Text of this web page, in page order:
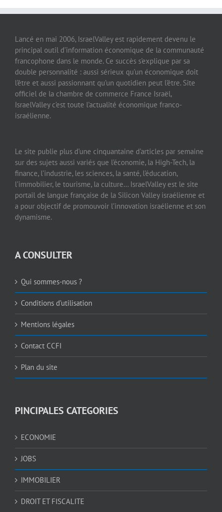
Lancé en mai 2006, IsraelValley est rapidement devenu le
principal outil d’information économique de la communauté
francophone dans le monde. Ce succès s’explique par sa
double personnalité : aussi sérieux qu’un économique doit
l’être et aussi passionnant qu’un quotidien peut l’être. Site
officiel de la chambre de commerce France Israël,
IsraelValley c’est toute l’actualité économique franco-
israélienne.
Le site publie plus d’une cinquantaine d’articles par semaine
sur des sujets aussi variés que l’économie, la High-Tech, la
finance, l’industrie, les sciences, la santé, l’éducation,
l’immobilier, le tourisme, la culture… IsraelValley est le site
portail de langue française de la Silicon Valley israélienne et
a pour objectif de promouvoir l’innovation israélienne et son
dynamisme.
A CONSULTER
Qui sommes-nous ?
Conditions d’utilisation
Mentions légales
Contact CCFI
Plan du site
PINCIPALES CATEGORIES
ECONOMIE
JOBS
IMMOBILIER
DROIT ET FISCALITE